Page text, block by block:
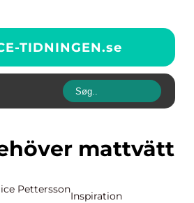
TIDNINGEN.se
mattvätt
Pettersson
Inspiration